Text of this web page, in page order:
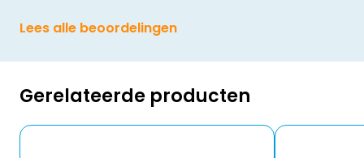
Lees alle beoordelingen
Gerelateerde producten